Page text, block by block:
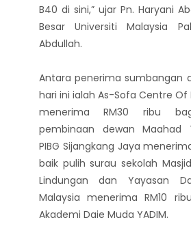
B40 di sini,” ujar Pn. Haryani
Besar Universiti Malaysia
Abdullah.
Antara penerima sumbangan
hari ini ialah As-Sofa Centre Of
menerima RM30 ribu
pembinaan dewan Maahad
PIBG Sijangkang Jaya
baik pulih surau sekolah
Lindungan dan Yayasan
Malaysia menerima RM10
Akademi Daie Muda YADIM.